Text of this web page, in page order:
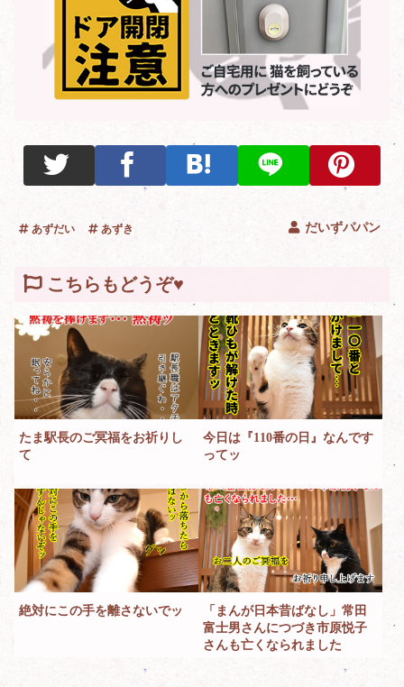
だいずパパン
あずだい あずき
こちらもどうぞ♥
たま駅長のご冥福をお祈りし
て
今日は『110番の日』なんです
ってッ
絶対にこの手を離さないでッ
「まんが日本昔ばなし」常田
富士男さんにつづき市原悦子
さんも亡くなられました